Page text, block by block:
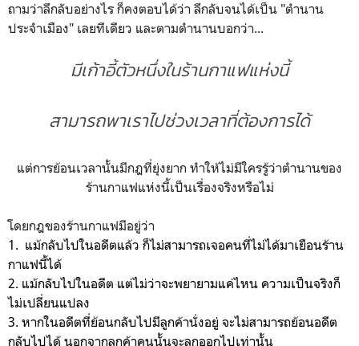
ถามว่าลึกลับอย่างไร ก็คงตอบได้ว่า ลึกลับจนได้เป็น "ตำนาน
ประจำเมือง" เลยทีเดียว และตามตำนานบอกว่า...
มีเก้าอี้ตัวหนึ่งในร้านกาแฟแห่งนี้
สามารถพาเราไปช่วงเวลาที่ต้องการได้
แต่การย้อนเวลานั้นมีกฎที่ยุ่งยาก ทำให้ไม่มีใครรู้ว่าตำนานของ
ร้านกาแฟแห่งนี้เป็นเรื่องจริงหรือไม่
โดยกฎของร้านกาแฟมีอยู่ว่า
1. แม้กลับไปในอดีตแล้ว ก็ไม่สามารถเจอคนที่ไม่ได้มาเยือนร้าน
กาแฟนี้ได้
2. แม้กลับไปในอดีต แต่ไม่ว่าจะพยายามแค่ไหน ความเป็นจริงก็
ไม่เปลี่ยนแปลง
3. หากในอดีตที่ย้อนกลับไปมีลูกค้านั่งอยู่ จะไม่สามารถย้อนอดีต
กลับไปได้ นอกจากลูกค้าคนนั้นจะลุกออกไปเท่านั้น